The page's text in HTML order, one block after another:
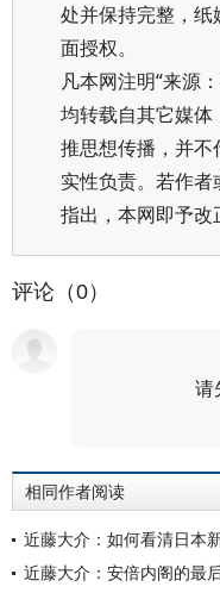
处并保持完整，
面授权。
凡本网注明“来源
均转载自其它媒
推思想传播，并
实性负责。若作
指出，本网即予改
评论（0）
相同作者阅读
近藤大介：如何看清日本
近藤大介：安倍内阁的最